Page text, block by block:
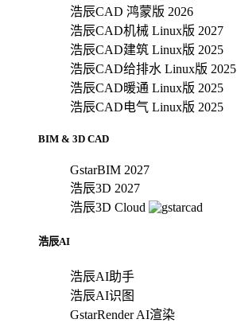
浩辰CAD 鸿蒙版 2026
浩辰CAD机械 Linux版 2027
浩辰CAD建筑 Linux版 2025
浩辰CAD给排水 Linux版 2025
浩辰CAD暖通 Linux版 2025
浩辰CAD电气 Linux版 2025
BIM & 3D CAD
GstarBIM 2027
浩辰3D 2027
浩辰3D Cloud
浩辰AI
浩辰AI助手
浩辰AI识图
GstarRender AI渲染